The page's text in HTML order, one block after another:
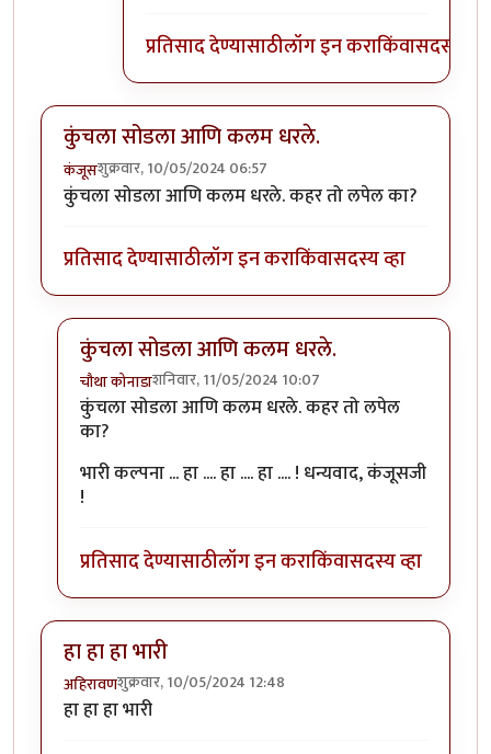
प्रतिसाद देण्यासाठीलॉग इन कराकिंवासदस्य व्हा
कुंचला सोडला आणि कलम धरले.
कंजूसशुक्रवार, 10/05/2024 06:57
कुंचला सोडला आणि कलम धरले. कहर तो लपेल का?
प्रतिसाद देण्यासाठीलॉग इन कराकिंवासदस्य व्हा
कुंचला सोडला आणि कलम धरले.
चौथा कोनाडाशनिवार, 11/05/2024 10:07
In reply toकुंचला सोडला आणि कलम धरले.by
कुंचला सोडला आणि कलम धरले. कहर तो लपेल
का?
भारी कल्पना ... हा .... हा .... हा .... ! धन्यवाद, कंजूसजी
!
प्रतिसाद देण्यासाठीलॉग इन कराकिंवासदस्य व्हा
हा हा हा भारी
अहिरावणशुक्रवार, 10/05/2024 12:48
हा हा हा भारी